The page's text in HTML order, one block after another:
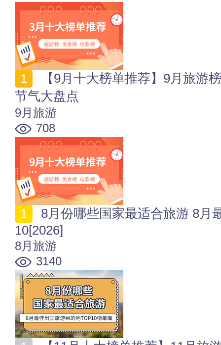
节气大盘点
9月旅游
708
10[2026]
8月旅游
3140